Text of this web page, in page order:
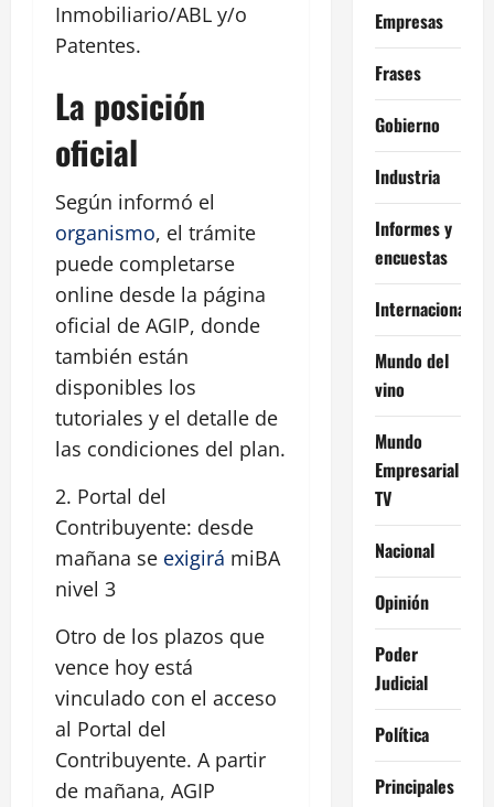
Inmobiliario/ABL y/o
Patentes.
La posición
oficial
Según informó el
organismo, el trámite
puede completarse
online desde la página
oficial de AGIP, donde
también están
disponibles los
tutoriales y el detalle de
las condiciones del plan.
2. Portal del
Contribuyente: desde
mañana se exigirá miBA
nivel 3
Otro de los plazos que
vence hoy está
vinculado con el acceso
al Portal del
Contribuyente. A partir
de mañana, AGIP
Empresas
Frases
Gobierno
Industria
Informes y
encuestas
Internacional
Mundo del
vino
Mundo
Empresarial
TV
Nacional
Opinión
Poder
Judicial
Política
Principales